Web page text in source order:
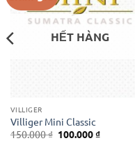
HẾT HÀNG
VILLIGER
Villiger Mini Classic
150.000₫ Giá
gốc
100.000₫Giá